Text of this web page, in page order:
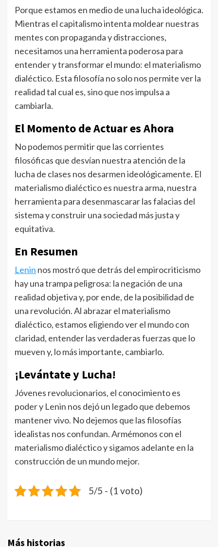
Porque estamos en medio de una lucha ideológica.
Mientras el capitalismo intenta moldear nuestras
mentes con propaganda y distracciones,
necesitamos una herramienta poderosa para
entender y transformar el mundo: el materialismo
dialéctico. Esta filosofía no solo nos permite ver la
realidad tal cual es, sino que nos impulsa a
cambiarla.
El Momento de Actuar es Ahora
No podemos permitir que las corrientes
filosóficas que desvían nuestra atención de la
lucha de clases nos desarmen ideológicamente. El
materialismo dialéctico es nuestra arma, nuestra
herramienta para desenmascarar las falacias del
sistema y construir una sociedad más justa y
equitativa.
En Resumen
Lenin nos mostró que detrás del empirocriticismo
hay una trampa peligrosa: la negación de una
realidad objetiva y, por ende, de la posibilidad de
una revolución. Al abrazar el materialismo
dialéctico, estamos eligiendo ver el mundo con
claridad, entender las verdaderas fuerzas que lo
mueven y, lo más importante, cambiarlo.
¡Levántate y Lucha!
Jóvenes revolucionarios, el conocimiento es
poder y Lenin nos dejó un legado que debemos
mantener vivo. No dejemos que las filosofías
idealistas nos confundan. Armémonos con el
materialismo dialéctico y sigamos adelante en la
construcción de un mundo mejor.
5/5 - (1 voto)
Más historias